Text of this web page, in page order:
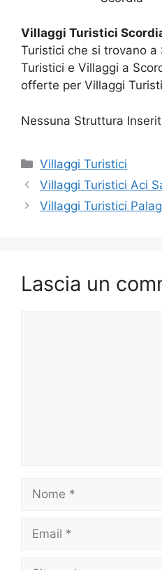
Villaggi Turistici
Turistici che si trovano a
Turistici e Villaggi a
offerte per Villaggi
Nessuna Struttura
Categorie
Villaggi Turistici
Villaggi Turistici Aci
Villaggi Turistici
Lascia un